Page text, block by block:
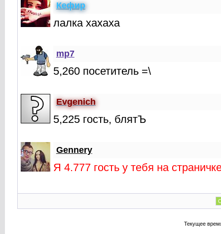
Кефир
лалка хахаха
mp7
5,260 посетитель =\
Evgenich
5,225 гость, блятЪ
Gennery
Я 4.777 гость у тебя на
Текущее